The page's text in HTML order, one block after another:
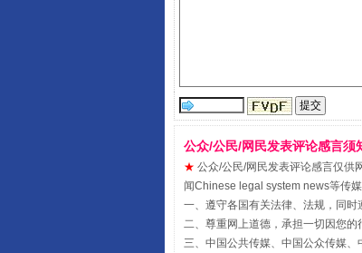
国家大学科技园优化
公众/公民/网民发表评论感言须
★ 公众/公民/网民发表评论感言仅
闻Chinese legal system news等传
一、遵守各国有关法律、法规，同时
二、尊重网上道德，承担一切因您的
三、中国公共传媒、中国公众传媒